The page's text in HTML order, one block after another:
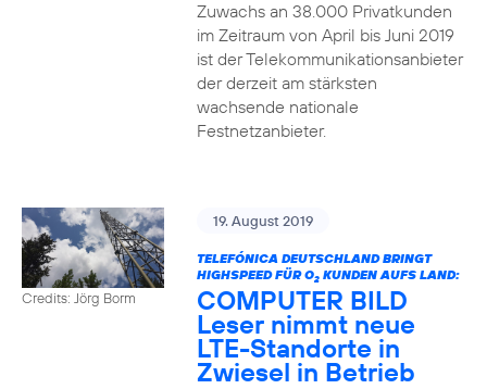
Zuwachs an 38.000 Privatkunden
im Zeitraum von April bis Juni 2019
ist der Telekommunikationsanbieter
der derzeit am stärksten
wachsende nationale
Festnetzanbieter.
Credits: Jörg Borm
19. August 2019
TELEFÓNICA DEUTSCHLAND BRINGT
HIGHSPEED FÜR O2KUNDEN AUFS LAND:
COMPUTER BILD
Leser nimmt neue
LTE-Standorte in
Zwiesel in Betrieb